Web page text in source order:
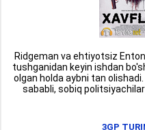
Ridgeman va ehtiyotsiz
tushganidan keyin ishdan
olgan holda aybni tan
sababli, sobiq
3GP